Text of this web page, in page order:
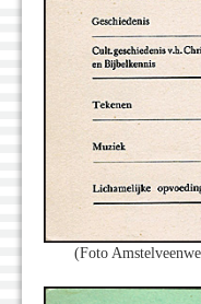
(Foto